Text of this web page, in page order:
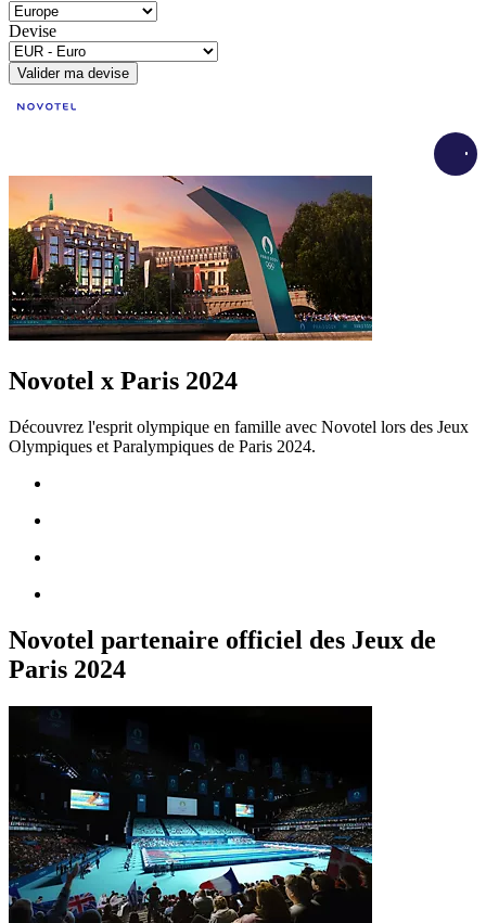
Devise
Valider ma devise
Novotel x Paris 2024
Découvrez l'esprit olympique en famille avec Novotel lors des Jeux
Olympiques et Paralympiques de Paris 2024.
Novotel partenaire officiel des Jeux de
Paris 2024